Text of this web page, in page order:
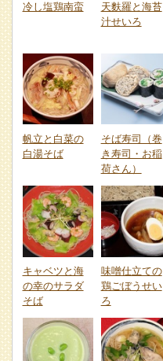
冷し塩鶏南蛮
天麩羅と海苔
汁せいろ
帆立と白菜の
白湯そば
そば寿司（巻
き寿司・お稲
荷さん）
キャベツと海
の幸のサラダ
そば
味噌仕立ての
鶏ごぼうせい
ろ